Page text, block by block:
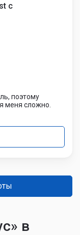
с
поэтому
меня сложно.
в